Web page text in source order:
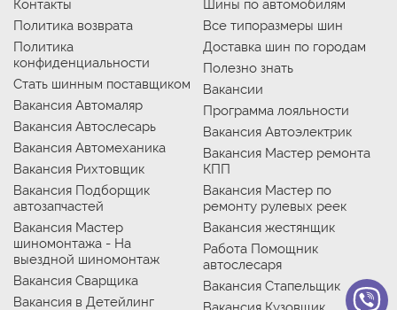
Контакты
Политика возврата
Политика
конфиденциальности
Стать шинным поставщиком
Вакансия Автомаляр
Вакансия Автослесарь
Вакансия Автомеханика
Вакансия Рихтовщик
Вакансия Подборщик
автозапчастей
Вакансия Мастер
шиномонтажа - На
выездной шиномонтаж
Вакансия Сварщика
Вакансия в Детейлинг
Шины по автомобилям
Все типоразмеры шин
Доставка шин по городам
Полезно знать
Вакансии
Программа лояльности
Вакансия Автоэлектрик
Вакансия Мастер ремонта
КПП
Вакансия Мастер по
ремонту рулевых реек
Вакансия жестянщик
Работа Помощник
автослесаря
Вакансия Стапельщик